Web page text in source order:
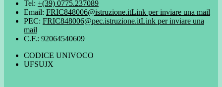
Tel: +(39) 0775.237089
Email: FRIC848006@istruzione.itLink per inviare una mail
PEC: FRIC848006@pec.istruzione.itLink per inviare una
mail
C.F.: 92064540609
CODICE UNIVOCO
UFSUJX